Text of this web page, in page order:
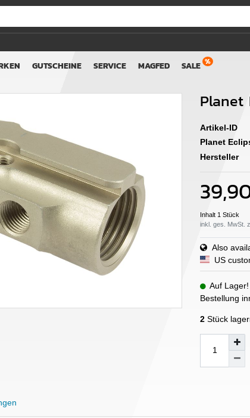
GUTSCHEINE SERVICE MAGFED SALE
Planet
Artikel-ID
Planet
Hersteller
Inhalt 1 Stück
inkl. ges. MwSt.
Also
US
Auf
Bestellung
2 Stück